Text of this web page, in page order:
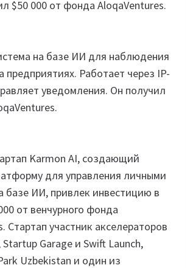
$50 000 от фонда AloqaVentures.
на базе ИИ для наблюдения
предприятиях. Работает через IP-
уведомления. Он получил
Karmon AI, создающий
для управления личными
базе ИИ, привлек инвестицию в
от венчурного фонда
Стартап участник акселераторов
Startup Garage и Swift Launch,
Uzbekistan и один из